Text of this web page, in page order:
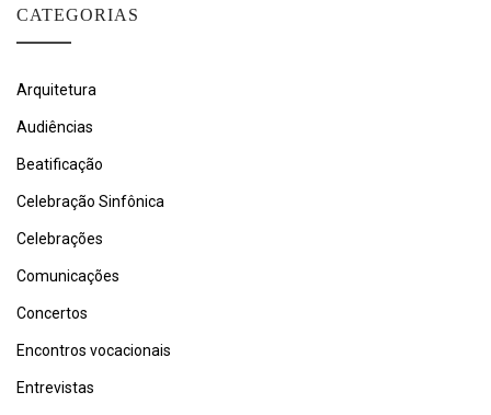
CATEGORIAS
Arquitetura
Audiências
Beatificação
Celebração Sinfônica
Celebrações
Comunicações
Concertos
Encontros vocacionais
Entrevistas